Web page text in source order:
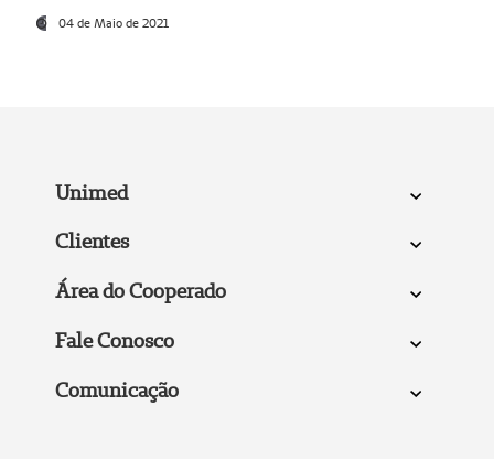
04 de Maio de 2021
Unimed
Clientes
Área do Cooperado
Fale Conosco
Comunicação